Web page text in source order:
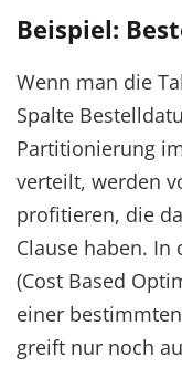
Beispiel:
Wenn man die
Spalte
Partitionierung
verteilt, werden
profitieren, die
Clause haben. In
(Cost Based
einer
greift nur noch